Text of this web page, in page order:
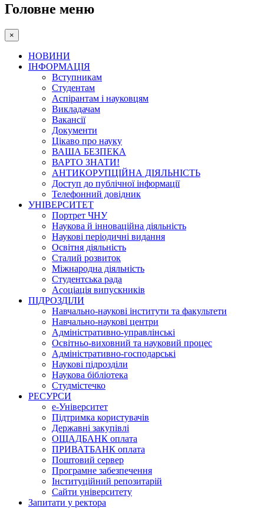
Головне меню
×
НОВИНИ
ІНФОРМАЦІЯ
Вступникам
Студентам
Аспірантам і науковцям
Викладачам
Вакансії
Документи
Цікаво про науку
ВАША БЕЗПЕКА
ВАРТО ЗНАТИ!
АНТИКОРУПЦІЙНА ДІЯЛЬНІСТЬ
Доступ до публічної інформації
Телефонний довідник
УНІВЕРСИТЕТ
Портрет ЧНУ
Наукова й інноваційна діяльність
Наукові періодичні видання
Освітня діяльність
Сталий розвиток
Міжнародна діяльність
Студентська рада
Асоціація випускників
ПІДРОЗДІЛИ
Навчально-наукові інститути та факультети
Навчально-наукові центри
Адміністративно-управлінські
Освітньо-виховний та науковий процес
Адміністративно-господарські
Наукові підрозділи
Наукова бібліотека
Студмістечко
РЕСУРСИ
е-Університет
Підтримка користувачів
Державні закупівлі
ОЩАДБАНК оплата
ПРИВАТБАНК оплата
Поштовий сервер
Програмне забезпечення
Інституційний репозитарій
Сайти університету
Запитати у ректора